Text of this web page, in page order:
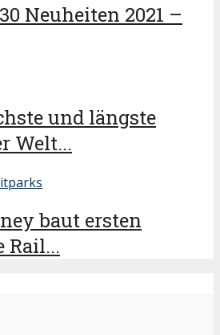
Neuheiten 2021 –
und längste
Welt...
baut ersten
Rail...